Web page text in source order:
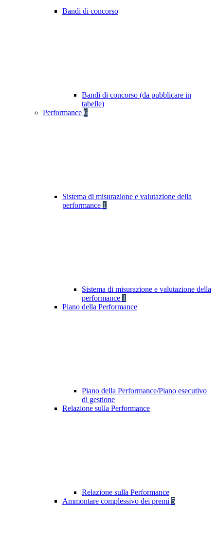
Bandi di concorso
Bandi di concorso (da pubblicare in
tabelle)
Performance 6
Sistema di misurazione e valutazione della
performance 1
Sistema di misurazione e valutazione della
performance 1
Piano della Performance
Piano della Performance/Piano esecutivo
di gestione
Relazione sulla Performance
Relazione sulla Performance
Ammontare complessivo dei premi 5